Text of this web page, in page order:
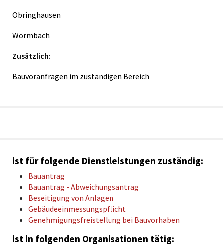
Obringhausen
Wormbach
Zusätzlich:
Bauvoranfragen im zuständigen Bereich
ist für folgende Dienstleistungen zuständig:
Bauantrag
Bauantrag - Abweichungsantrag
Beseitigung von Anlagen
Gebäudeeinmessungspflicht
Genehmigungsfreistellung bei Bauvorhaben
ist in folgenden Organisationen tätig: